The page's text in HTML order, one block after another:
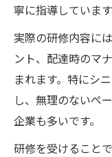
寧に指導しています
実際の研修内容に
ント、配達時のマ
まれます。特にシ
し、無理のないペ
企業も多いです。
研修を受けること